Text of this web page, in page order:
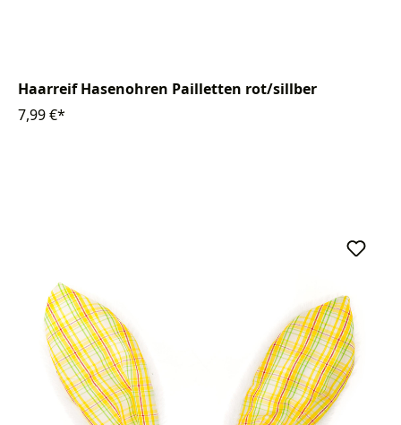
Haarreif Hasenohren Pailletten rot/sillber
7,99 €*